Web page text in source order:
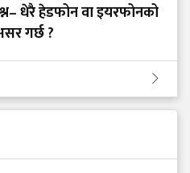
धेरै हेडफोन वा इयरफोनको
गर्छ ?